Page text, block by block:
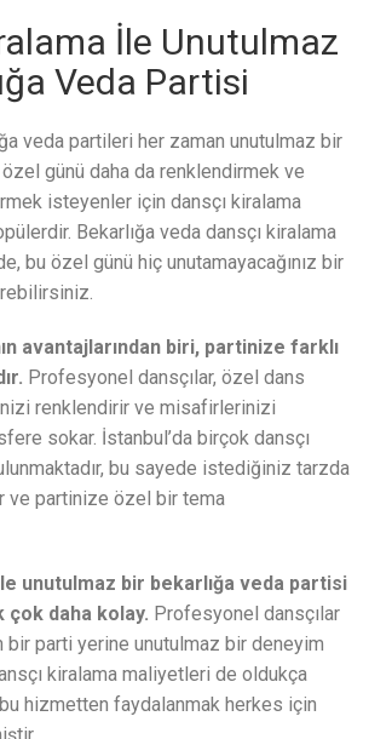
İle Unutulmaz
Veda Partisi
veda partileri her zaman unutulmaz bir
günü daha da renklendirmek ve
isteyenler için dansçı kiralama
Bekarlığa veda dansçı kiralama
bu özel günü hiç unutamayacağınız bir
avantajlarından biri, partinize farklı
Profesyonel dansçılar, özel dans
renklendirir ve misafirlerinizi
sokar. İstanbul’da birçok dansçı
bu sayede istediğiniz tarzda
ve partinize özel bir tema
unutulmaz bir bekarlığa veda partisi
çok daha kolay. Profesyonel dansçılar
bir parti yerine unutulmaz bir deneyim
kiralama maliyetleri de oldukça
hizmetten faydalanmak herkes için